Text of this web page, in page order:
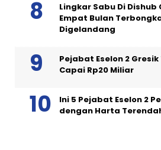
Lingkar Sabu Di
Empat Bulan
Digelandang
Pejabat Eselon 2
Capai Rp20 Miliar
Ini 5 Pejabat Eselon 2
dengan Harta